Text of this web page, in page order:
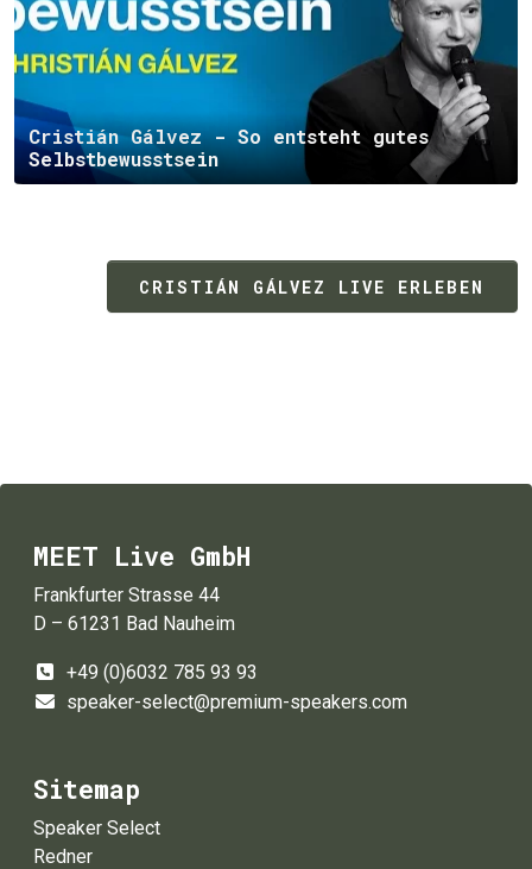
Cristián Gálvez - So entsteht gutes
Selbstbewusstsein
CRISTIÁN GÁLVEZ LIVE ERLEBEN
MEET Live GmbH
Frankfurter Strasse 44
D – 61231 Bad Nauheim
+49 (0)6032 785 93 93
speaker-select@premium-speakers.com
Sitemap
Speaker Select
Redner